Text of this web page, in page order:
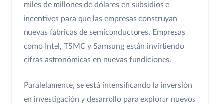
miles de millones de dólares en subsidios e
incentivos para que las empresas construyan
nuevas fábricas de semiconductores. Empresas
como Intel, TSMC y Samsung están invirtiendo
cifras astronómicas en nuevas fundiciones.
Paralelamente, se está intensificando la inversión
en investigación y desarrollo para explorar nuevos